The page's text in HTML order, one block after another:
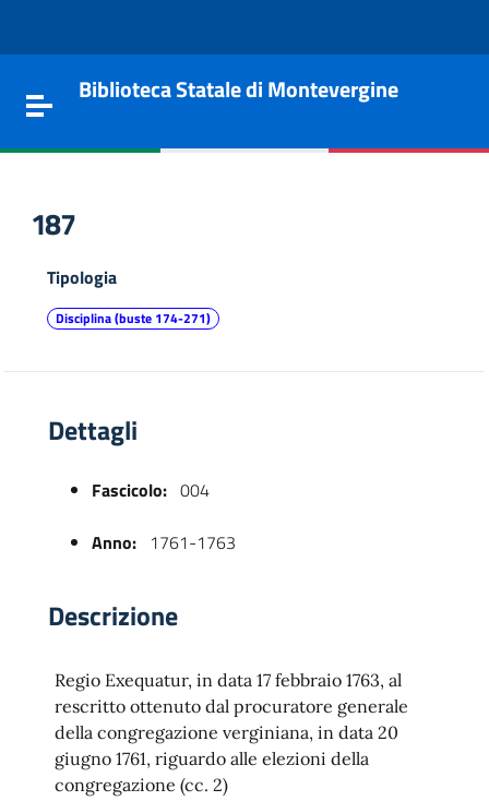
Toggle navigation
Biblioteca Statale di Montevergine
187
Tipologia
Disciplina (buste 174-271)
Dettagli
Fascicolo: 004
Anno: 1761-1763
Descrizione
Regio Exequatur, in data 17 febbraio 1763, al
rescritto ottenuto dal procuratore generale
della congregazione verginiana, in data 20
giugno 1761, riguardo alle elezioni della
congregazione (cc. 2)